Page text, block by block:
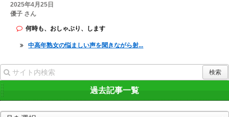
2025年4月25日
優子 さん
何時も、おしゃぶり、します
中高年熟女の悩ましい声を聞きながら射...
過去記事一覧